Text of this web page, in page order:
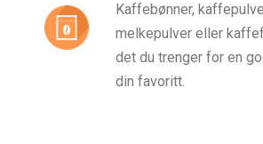
Kaffebønner,
melkepulver eller
det du trenger for en
din favoritt.